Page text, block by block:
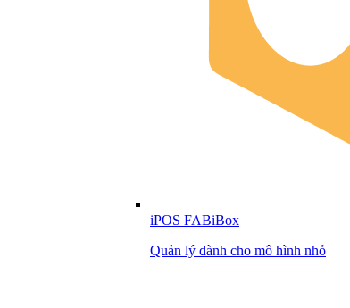
iPOS FABiBox
Quản lý dành cho mô hình nhỏ